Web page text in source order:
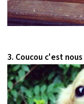
3. Coucou c'est nous